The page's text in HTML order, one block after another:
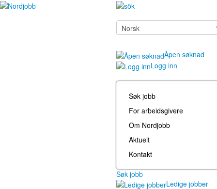
Åpen søknad
Logg inn
Søk jobb
For arbeidsgivere
Om Nordjobb
Aktuelt
Kontakt
Søk jobb
Ledige jobber